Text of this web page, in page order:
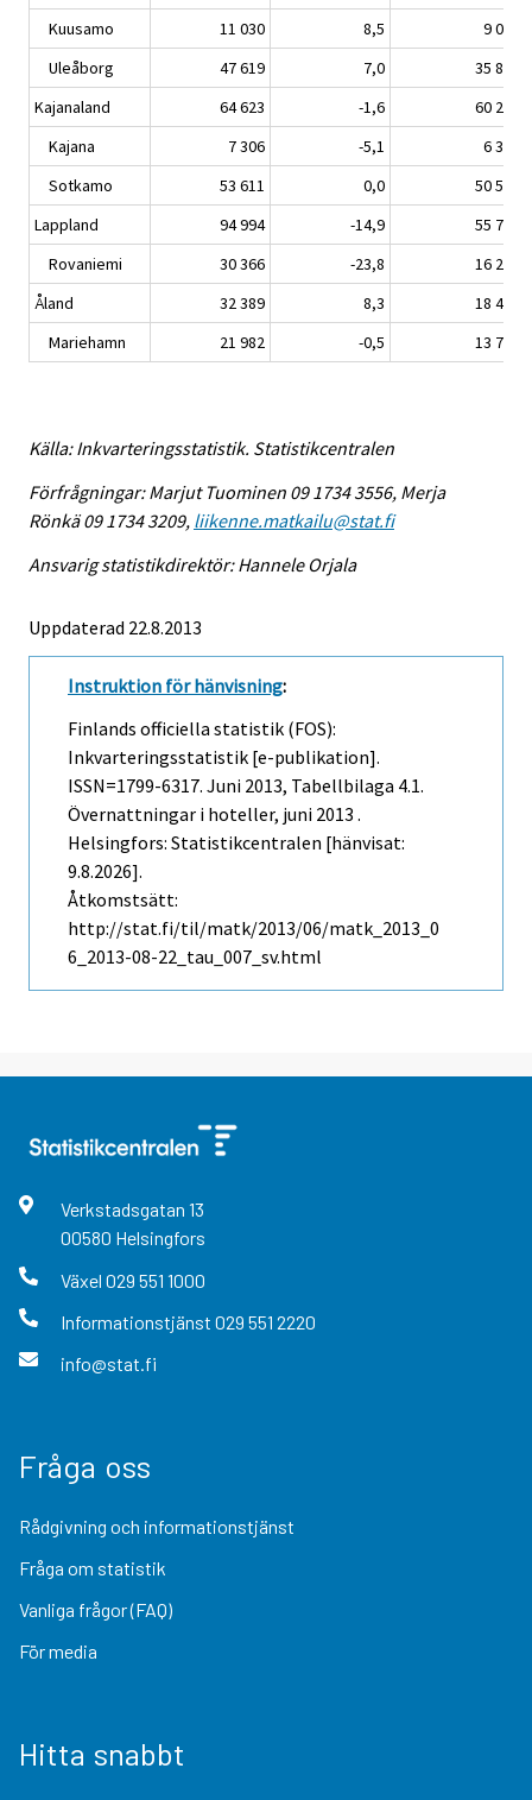
Kuusamo
11 030 8,5
9 064
Uleåborg
47 619 7,0
35 892
Kajanaland
64 623 -1,6
60 272
Kajana
7 306 -5,1
6 396
Sotkamo
53 611 0,0
50 509
Lappland
94 994 -14,9
55 770
Rovaniemi
30 366 -23,8
16 223
Åland
32 389 8,3
18 419
Mariehamn
21 982 -0,5 13 722
Källa: Inkvarteringsstatistik. Statistikcentralen
Förfrågningar: Marjut Tuominen 09 1734 3556, Merja
Rönkä 09 1734 3209, liikenne.matkailu@stat.fi
Ansvarig statistikdirektör: Hannele Orjala
Uppdaterad 22.8.2013
Instruktion för hänvisning:
Finlands officiella statistik (FOS):
Inkvarteringsstatistik [e-publikation].
ISSN=1799-6317. Juni 2013, Tabellbilaga 4.1.
Övernattningar i hoteller, juni 2013 .
Helsingfors: Statistikcentralen [hänvisat:
9.8.2026].
Åtkomstsätt:
http://stat.fi/til/matk/2013/06/matk_2013_0
6_2013-08-22_tau_007_sv.html
Verkstadsgatan 13
00580 Helsingfors
Växel 029 551 1000
Informationstjänst 029 551 2220
info@stat.fi
Fråga oss
Rådgivning och informationstjänst
Fråga om statistik
Vanliga frågor (FAQ)
För media
Hitta snabbt